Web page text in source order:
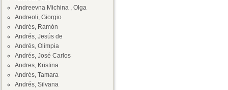
Andreevna Michina , Olga
Andreoli, Giorgio
Andrés, Ramón
Andrés, Jesús de
Andrés, Olimpia
Andrés, José Carlos
Andres, Kristina
Andrés, Tamara
Andrés, Silvana